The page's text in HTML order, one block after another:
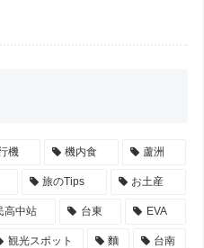
機 機内食 蘆洲
旅のTips お土産
高中站 台東 EVA
観光スポット 麵 台南